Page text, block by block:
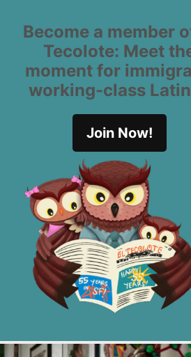
Become a member
Tecolote: Meet
moment for
working-class
Join Now!
San
Francisco’s